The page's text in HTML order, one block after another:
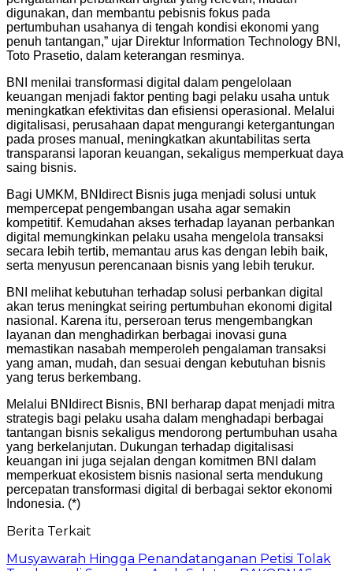
digunakan, dan membantu pebisnis fokus pada
pertumbuhan usahanya di tengah kondisi ekonomi yang
penuh tantangan,” ujar Direktur Information Technology BNI,
Toto Prasetio, dalam keterangan resminya.
BNI menilai transformasi digital dalam pengelolaan
keuangan menjadi faktor penting bagi pelaku usaha untuk
meningkatkan efektivitas dan efisiensi operasional. Melalui
digitalisasi, perusahaan dapat mengurangi ketergantungan
pada proses manual, meningkatkan akuntabilitas serta
transparansi laporan keuangan, sekaligus memperkuat daya
saing bisnis.
Bagi UMKM, BNIdirect Bisnis juga menjadi solusi untuk
mempercepat pengembangan usaha agar semakin
kompetitif. Kemudahan akses terhadap layanan perbankan
digital memungkinkan pelaku usaha mengelola transaksi
secara lebih tertib, memantau arus kas dengan lebih baik,
serta menyusun perencanaan bisnis yang lebih terukur.
BNI melihat kebutuhan terhadap solusi perbankan digital
akan terus meningkat seiring pertumbuhan ekonomi digital
nasional. Karena itu, perseroan terus mengembangkan
layanan dan menghadirkan berbagai inovasi guna
memastikan nasabah memperoleh pengalaman transaksi
yang aman, mudah, dan sesuai dengan kebutuhan bisnis
yang terus berkembang.
Melalui BNIdirect Bisnis, BNI berharap dapat menjadi mitra
strategis bagi pelaku usaha dalam menghadapi berbagai
tantangan bisnis sekaligus mendorong pertumbuhan usaha
yang berkelanjutan. Dukungan terhadap digitalisasi
keuangan ini juga sejalan dengan komitmen BNI dalam
memperkuat ekosistem bisnis nasional serta mendukung
percepatan transformasi digital di berbagai sektor ekonomi
Indonesia. (*)
Berita Terkait
Musyawarah Hingga Penandatanganan Petisi Tolak